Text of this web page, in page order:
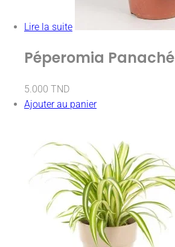
Lire la suite
Péperomia Panaché
5.000 TND
Ajouter au panier